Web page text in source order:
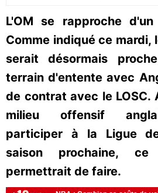
L'OM se rapproche
Comme indiqué ce mardi,
serait désormais
terrain d'entente avec
de contrat avec le LOSC.
milieu offensif
participer à la Ligue
saison prochaine,
permettrait de faire.